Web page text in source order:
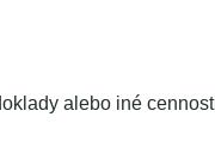
alebo iné